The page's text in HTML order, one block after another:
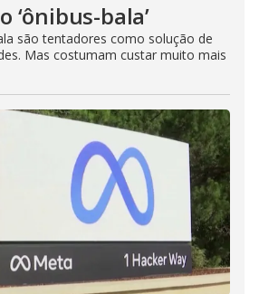
‘ônibus-bala’
são tentadores como solução de
Mas costumam custar muito mais